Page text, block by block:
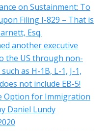
on Sustainment: To
Filing I-829 – That is
Esq.
another executive
the US through non-
as H-1B, L-1, J-1,
not include EB-5!
Option for Immigration
Daniel Lundy